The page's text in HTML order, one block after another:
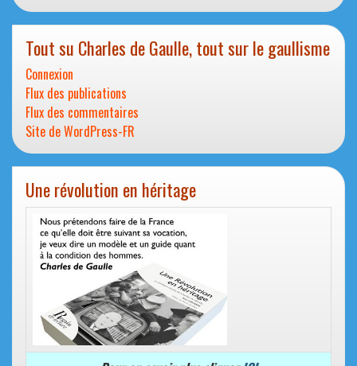
Tout su Charles de Gaulle, tout sur le gaullisme
Connexion
Flux des publications
Flux des commentaires
Site de WordPress-FR
Une révolution en héritage